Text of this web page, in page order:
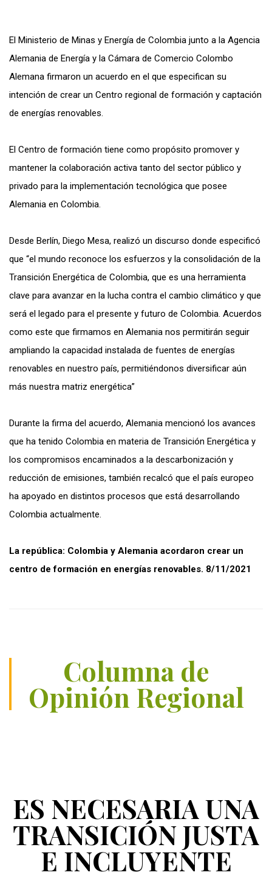
El Ministerio de Minas y Energía de Colombia junto a la Agencia
Alemania de Energía y la Cámara de Comercio Colombo
Alemana firmaron un acuerdo en el que especifican su
intención de crear un Centro regional de formación y captación
de energías renovables.
El Centro de formación tiene como propósito promover y
mantener la colaboración activa tanto del sector público y
privado para la implementación tecnológica que posee
Alemania en Colombia.
Desde Berlín, Diego Mesa, realizó un discurso donde especificó
que “el mundo reconoce los esfuerzos y la consolidación de la
Transición Energética de Colombia, que es una herramienta
clave para avanzar en la lucha contra el cambio climático y que
será el legado para el presente y futuro de Colombia. Acuerdos
como este que firmamos en Alemania nos permitirán seguir
ampliando la capacidad instalada de fuentes de energías
renovables en nuestro país, permitiéndonos diversificar aún
más nuestra matriz energética”
Durante la firma del acuerdo, Alemania mencionó los avances
que ha tenido Colombia en materia de Transición Energética y
los compromisos encaminados a la descarbonización y
reducción de emisiones, también recalcó que el país europeo
ha apoyado en distintos procesos que está desarrollando
Colombia actualmente.
La república: Colombia y Alemania acordaron crear un
centro de formación en energías renovables. 8/11/2021
Columna de
Opinión Regional
ES NECESARIA UNA
TRANSICIÓN JUSTA
E INCLUYENTE